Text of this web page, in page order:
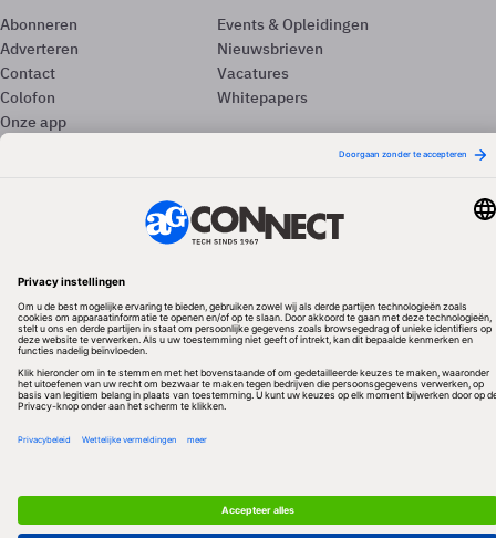
Abonneren
Adverteren
Contact
Colofon
Onze app
Events & Opleidingen
Nieuwsbrieven
Vacatures
Whitepapers
Redactionele partner
Algemene Voorwaarden & Copyrights